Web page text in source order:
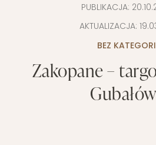
PUBLIKACJA:
AKTUALIZACJA:
BEZ
Zakopane –